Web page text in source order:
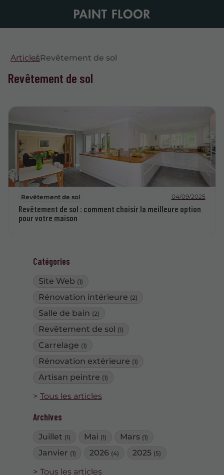
Catégories
Site Web (1)
Rénovation intérieure (2)
Salle de bain (2)
Revêtement de sol (1)
Carrelage (1)
Rénovation extérieure (1)
Artisan peintre (1)
Tous les articles
Archives
Juillet (1) Mai (1) Mars (1)
Janvier (1) 2026 (4) 2025 (5)
Tous les articles
ArticlesRevêtement de sol
Revêtement de sol
Revêtement de sol 04/09/2025
Revêtement de sol : comment choisir la meilleure option
pour votre maison